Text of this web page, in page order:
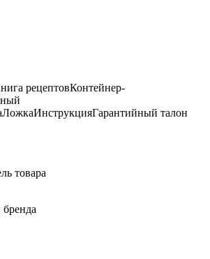
рецептовКонтейнер-
талон
товара